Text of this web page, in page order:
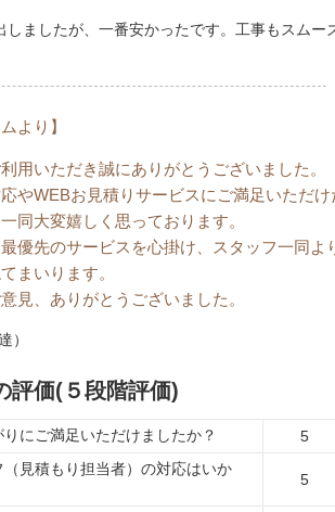
しましたが、一番安かったです。工事もスムー
より】
用いただき誠にありがとうございました。
やWEBお見積りサービスにご満足いただけ
同大変嬉しく思っております。
優先のサービスを心掛け、スタッフ一同よ
まいります。
見、ありがとうございました。
）
評価(５段階評価)
にご満足いただけましたか？
5
見積もり担当者）の対応はいか
5